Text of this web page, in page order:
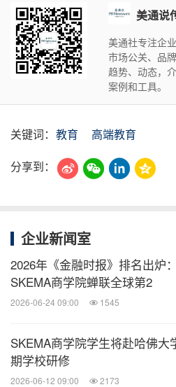
美通说
美通社专注企
市场公关、品
趋势、动态，
案例和工具。
关键词： 教育
高端教育
分享到：
企业新闻室
2026年《金融时报》排名出炉：
SKEMA商学院蝉联全球第2
2026-06-24 09:00 1545
SKEMA商学院学生将赴哈佛大
期学校研修
2026-06-12 09:00 2173